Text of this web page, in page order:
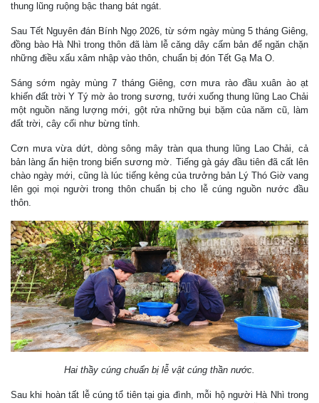
thung lũng ruộng bậc thang bát ngát.
Sau Tết Nguyên đán Bính Ngọ 2026, từ sớm ngày mùng 5 tháng Giêng,
đồng bào Hà Nhì trong thôn đã làm lễ căng dây cấm bản để ngăn chặn
những điều xấu xâm nhập vào thôn, chuẩn bị đón Tết Gạ Ma O.
Sáng sớm ngày mùng 7 tháng Giêng, cơn mưa rào đầu xuân ào ạt
khiến đất trời Y Tý mờ ảo trong sương, tưới xuống thung lũng Lao Chải
một nguồn năng lượng mới, gột rửa những bụi bặm của năm cũ, làm
đất trời, cây cối như bừng tỉnh.
Cơn mưa vừa dứt, dòng sông mây tràn qua thung lũng Lao Chải, cả
bản làng ẩn hiện trong biển sương mờ. Tiếng gà gáy đầu tiên đã cất lên
chào ngày mới, cũng là lúc tiếng kẻng của trưởng bản Lý Thó Giờ vang
lên gọi mọi người trong thôn chuẩn bị cho lễ cúng nguồn nước đầu
thôn.
Hai thầy cúng chuẩn bị lễ vật cúng thần nước.
Sau khi hoàn tất lễ cúng tổ tiên tại gia đình, mỗi hộ người Hà Nhì trong